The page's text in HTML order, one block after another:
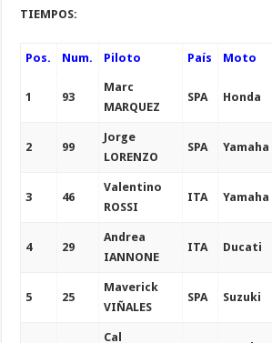
TIEMPOS:
Pos. Num. Piloto País Moto
1 93
Marc
MARQUEZ
SPA Honda
2 99
Jorge
LORENZO
SPA Yamaha
3 46
Valentino
ROSSI
ITA Yamaha
4 29
Andrea
IANNONE
ITA Ducati
5 25
Maverick
VIÑALES
SPA Suzuki
Cal